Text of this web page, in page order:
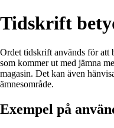
Tidskrift
Ordet tidskrift används för att
som kommer ut med jämna
magasin. Det kan även
ämnesområde.
Exempel på